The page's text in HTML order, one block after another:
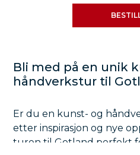
Bli med på en unik
håndverkstur til
Er du en kunst- og
etter inspirasjon og nye
turen til Gotland perfekt